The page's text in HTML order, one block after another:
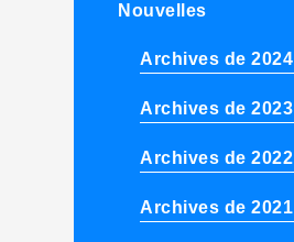
Nouvelles
Archives de 2024
Archives de 2023
Archives de 2022
Archives de 2021